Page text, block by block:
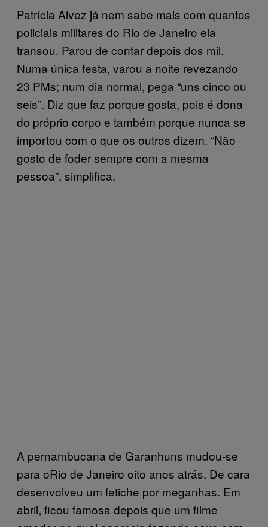
Patrícia Alvez já nem sabe mais com quantos
policiais militares do Rio de Janeiro ela
transou. Parou de contar depois dos mil.
Numa única festa, varou a noite revezando
23 PMs; num dia normal, pega “uns cinco ou
seis”. Diz que faz porque gosta, pois é dona
do próprio corpo e também porque nunca se
importou com o que os outros dizem. “Não
gosto de foder sempre com a mesma
pessoa”, simplifica.
A pernambucana de Garanhuns mudou-se
para oRio de Janeiro oito anos atrás. De cara
desenvolveu um fetiche por meganhas. Em
abril, ficou famosa depois que um filme